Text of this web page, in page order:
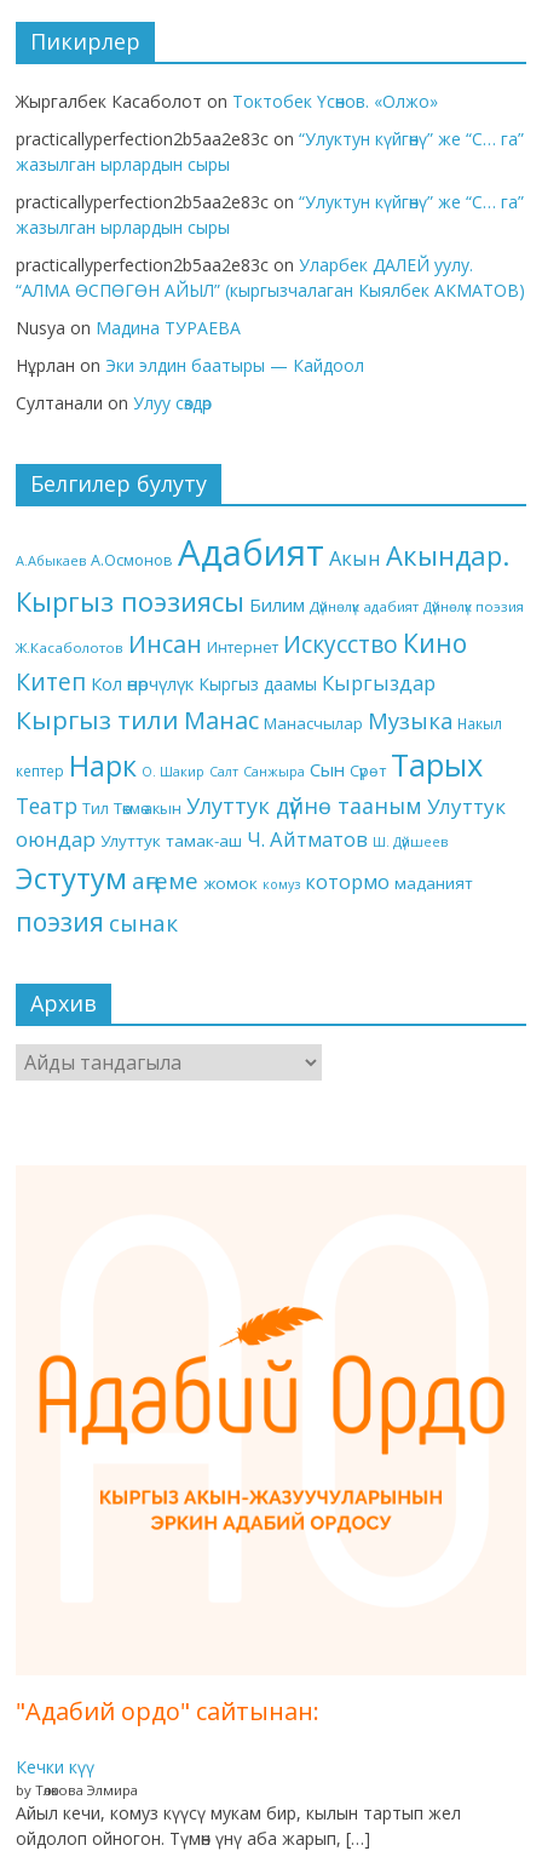
Пикирлер
Жыргалбек Касаболот on Токтобек Үсөнов. «Олжо»
practicallyperfection2b5aa2e83c on“Улуктун күйгөнү” же “С… га”
жазылган ырлардын сыры
practicallyperfection2b5aa2e83c on“Улуктун күйгөнү” же “С… га”
жазылган ырлардын сыры
practicallyperfection2b5aa2e83c onУларбек ДАЛЕЙ уулу.
“АЛМА ӨСПӨГӨН АЙЫЛ” (кыргызчалаган Кыялбек АКМАТОВ)
Nusya on Мадина ТУРАЕВА
Нұрлан on Эки элдин баатыры — Кайдоол
Султанали onУлуу сөздөр
Белгилер булуту
А.Абыкаев А.Осмонов Адабият Акын Акындар.
Кыргыз поэзиясы Билим Дүйнөлүк адабият Дүйнөлүк поэзия
Ж.Касаболотов Инсан Интернет Искусство Кино
Китеп Кол өнөрчүлүк Кыргыз даамы Кыргыздар
Кыргыз тили Манас Манасчылар Музыка Накыл
кептер Нарк О. Шакир Салт Санжыра Сын Сүрөт Тарых
Театр Тил Төкмө акын Улуттук дүйнө тааным Улуттук
оюндар Улуттук тамак-аш Ч. Айтматов Ш. Дүйшеев
Эстутум аңгеме жомок комуз котормо маданият
поэзия сынак
Архив
Архив
"Адабий ордо" сайтынан:
Кечки күү
by Төлөкова Элмира
Айыл кечи, комуз күүсү мукам бир, кылын тартып жел
ойдолоп ойногон. Түмөн үнү аба жарып, […]